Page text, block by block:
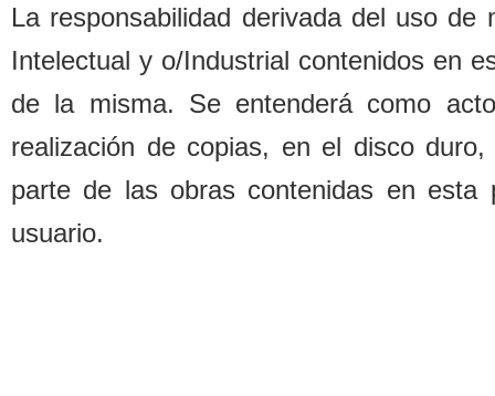
La responsabilidad derivada del uso de
Intelectual y o/Industrial contenidos en
de la misma. Se entenderá como
realización de copias, en el disco
parte de las obras contenidas en esta
usuario.